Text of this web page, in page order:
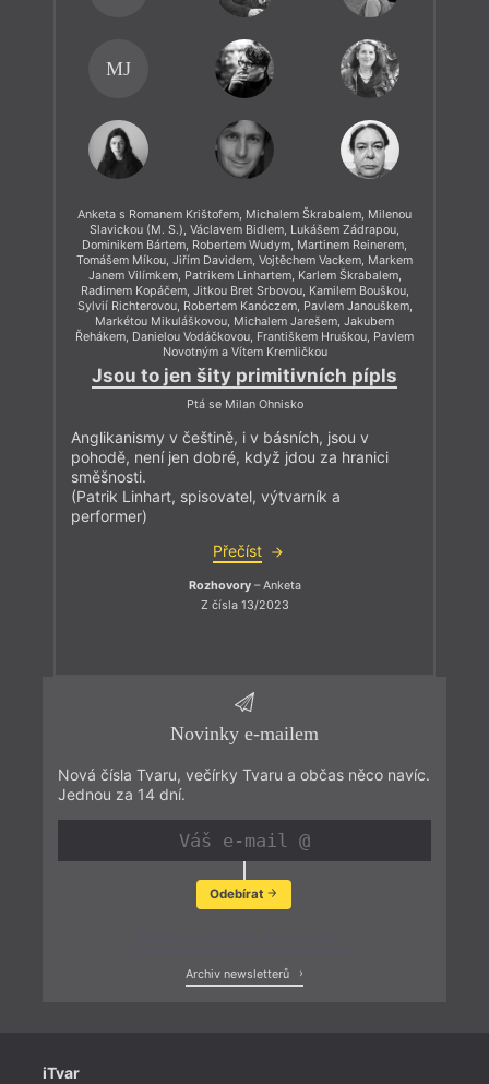
MJ
Anketa s Romanem Krištofem, Michalem Škrabalem, Milenou
Slavickou (M. S.), Václavem Bidlem, Lukášem Zádrapou,
Dominikem Bártem, Robertem Wudym, Martinem Reinerem,
Tomášem Míkou, Jiřím Davidem, Vojtěchem Vackem, Markem
Janem Vilímkem, Patrikem Linhartem, Karlem Škrabalem,
Radimem Kopáčem, Jitkou Bret Srbovou, Kamilem Bouškou,
Sylvií Richterovou, Robertem Kanóczem, Pavlem Janouškem,
Markétou Mikuláškovou, Michalem Jarešem, Jakubem
Řehákem, Danielou Vodáčkovou, Františkem Hruškou, Pavlem
Novotným a Vítem Kremličkou
Jsou to jen šity primitivních pípls
Ptá se Milan Ohnisko
Anglikanismy v češtině, i v básních, jsou v
pohodě, není jen dobré, když jdou za hranici
směšnosti.
(Patrik Linhart, spisovatel, výtvarník a
performer)
Přečíst
Rozhovory– Anketa
Z čísla 13/2023
Novinky e-mailem
Nová čísla Tvaru, večírky Tvaru a občas něco navíc.
Jednou za 14 dní.
Odebírat
Archiv newsletterů
iTvar